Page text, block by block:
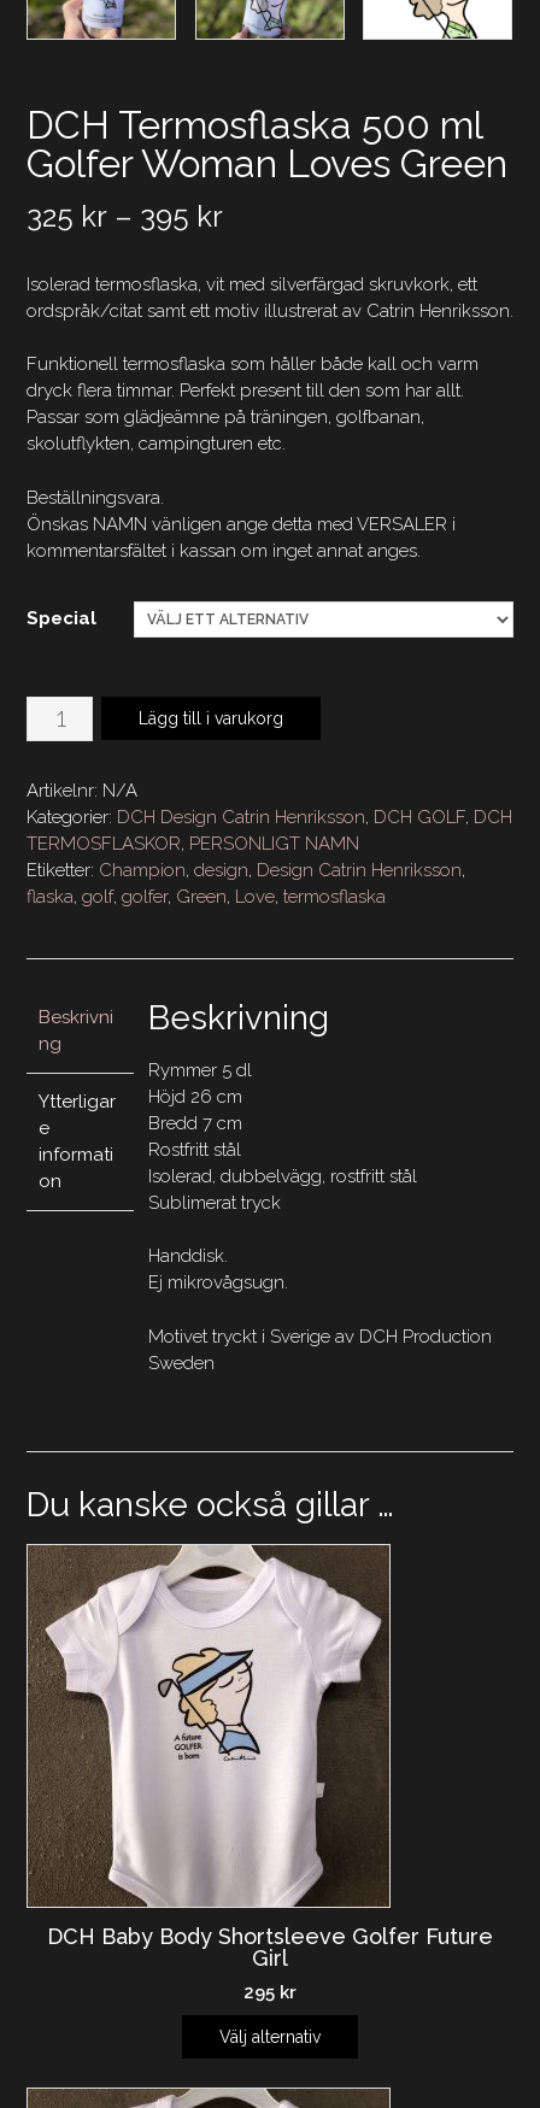
DCH Termosflaska 500 ml
Golfer Woman Loves Green
325 kr – 395 kr
Isolerad termosflaska, vit med silverfärgad skruvkork, ett
ordspråk/citat samt ett motiv illustrerat av Catrin Henriksson.
Funktionell termosflaska som håller både kall och varm
dryck flera timmar. Perfekt present till den som har allt.
Passar som glädjeämne på träningen, golfbanan,
skolutflykten, campingturen etc.
Beställningsvara.
Önskas NAMN vänligen ange detta med VERSALER i
kommentarsfältet i kassan om inget annat anges.
Special
DCH
Termosflaska
ml
Golfer
Woman
Loves
Lägg till i varukorg
Artikelnr: N/A
Kategorier: DCH Design Catrin Henriksson, DCH GOLF, DCH
TERMOSFLASKOR, PERSONLIGT NAMN
Etiketter: Champion, design, Design Catrin Henriksson,
flaska, golf, golfer, Green, Love, termosflaska
Beskrivni
ng
Ytterligar
e
informati
on
Beskrivning
Rymmer 5 dl
Höjd 26 cm
Bredd 7 cm
Rostfritt stål
Isolerad, dubbelvägg, rostfritt stål
Sublimerat tryck
Handdisk.
Ej mikrovågsugn.
Motivet tryckt i Sverige av DCH Production
Sweden
Du kanske också gillar …
DCH Baby Body Shortsleeve Golfer Future
Girl
295 kr
Välj alternativ